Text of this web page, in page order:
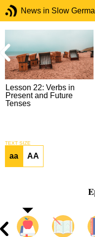
News in Slow
Lesson 22: Verbs in
Present and Future
Tenses
TEXT SIZE
aa AA